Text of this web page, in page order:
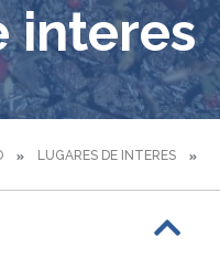
interes
LUGARES DE INTERES